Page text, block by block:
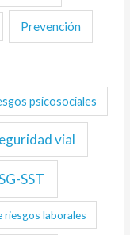
Prevención
psicosociales
vial
SST
riesgos laborales